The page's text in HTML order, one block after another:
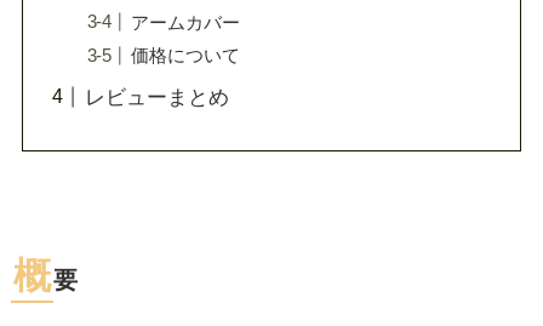
アームカバー
価格について
レビューまとめ
概要